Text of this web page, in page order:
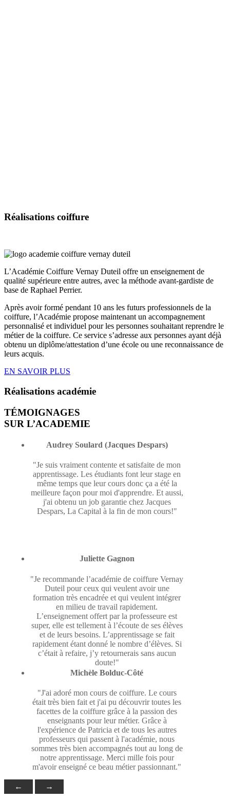
Réalisations coiffure
L’Académie Coiffure Vernay Duteil offre un enseignement de
qualité supérieure entre autres, avec la méthode avant-gardiste de
base de Raphael Perrier.
Après avoir formé pendant 10 ans les futurs professionnels de la
coiffure, l’Académie propose maintenant un accompagnement
personnalisé et individuel pour les personnes souhaitant reprendre le
métier de la coiffure. Ce service s’adresse aux personnes ayant déjà
obtenu un diplôme/attestation d’une école ou une reconnaissance de
leurs acquis.
EN SAVOIR PLUS
Réalisations académie
TÉMOIGNAGES
SUR L’ACADEMIE
Audrey Soulard (Jacques Despars)
"Je suis vraiment contente et satisfaite de mon
apprentissage. Les étudiants font leur stage en
même temps que leur cours donc ça a été la
meilleure façon pour moi d'apprendre. Et aussi,
j'ai obtenu un job garantie chez Jacques
Despars, La Capital à la fin de mon cours!"
Juliette Gagnon
"Je recommande l’académie de coiffure Vernay
Duteil pour ceux qui veulent avoir une
formation très encadrée et qui veulent intégrer
en milieu de travail rapidement.
L’enseignement offert par la professeure est
super, elle est tellement à l’écoute de ses élèves
et de leurs besoins. L’apprentissage se fait
rapidement étant donné le nombre d’élèves. Si
c’était à refaire, j’y retournerais sans aucun
doute!"
Michèle Bolduc-Côté
"J'ai adoré mon cours de coiffure. Le cours
était très bien fait et j'ai pu découvrir toutes les
facettes de la coiffure grâce à la passion des
enseignants pour leur métier. Grâce à
l'expérience de Patricia et de tous les autres
professeurs qui passent à l'académie, nous
sommes très bien accompagnés tout au long de
notre apprentissage. Merci mille fois pour
m'avoir enseigné ce beau métier passionnant."
← →